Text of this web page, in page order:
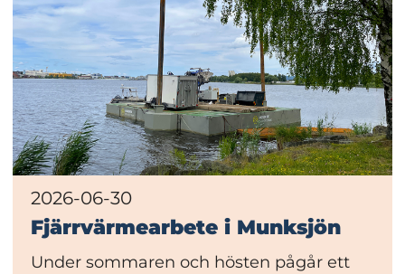
2026-06-30
Fjärrvärmearbete i Munksjön
Under sommaren och hösten pågår ett